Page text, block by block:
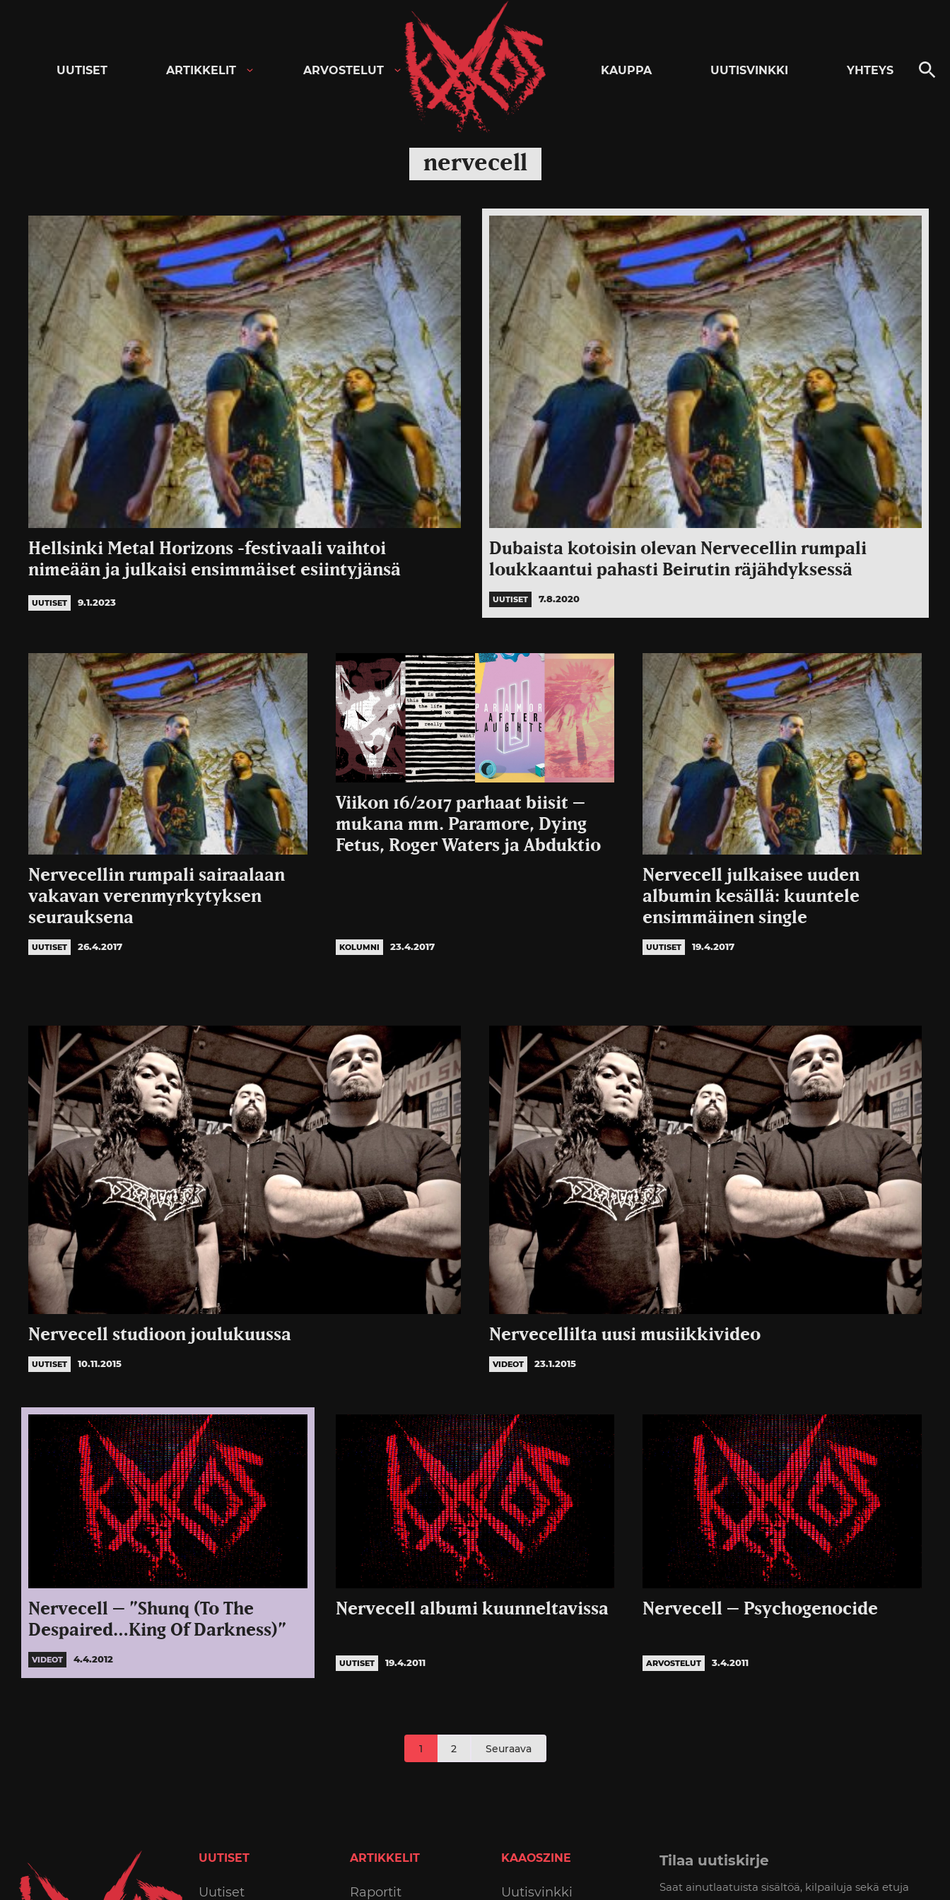
Kaaoszine
UUTISET ARTIKKELIT ARVOSTELUT KAUPPA UUTISVINKKI YHTEYS
nervecell
Hellsinki Metal Horizons -festivaali vaihtoi
nimeään ja julkaisi ensimmäiset esiintyjänsä
UUTISET 9.1.2023
Dubaista kotoisin olevan Nervecellin rumpali
loukkaantui pahasti Beirutin räjähdyksessä
UUTISET 7.8.2020
Nervecellin rumpali sairaalaan
vakavan verenmyrkytyksen
seurauksena
UUTISET 26.4.2017
Viikon 16/2017 parhaat biisit –
mukana mm. Paramore, Dying
Fetus, Roger Waters ja Abduktio
KOLUMNI 23.4.2017
Nervecell julkaisee uuden
albumin kesällä: kuuntele
ensimmäinen single
UUTISET 19.4.2017
Nervecell studioon joulukuussa
UUTISET 10.11.2015
Nervecellilta uusi musiikkivideo
VIDEOT 23.1.2015
Nervecell – ”Shunq (To The
Despaired…King Of Darkness)”
VIDEOT 4.4.2012
Nervecell albumi kuunneltavissa
UUTISET 19.4.2011
Nervecell – Psychogenocide
ARVOSTELUT 3.4.2011
sivutus
1 2 Seuraava
UUTISET
Uutiset
ARTIKKELIT
Raportit
KAAOSZINE
Uutisvinkki
Tilaa uutiskirje
Saat ainutlaatuista sisältöä, kilpailuja sekä etuja